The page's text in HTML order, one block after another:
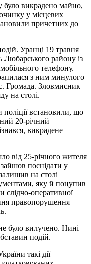
було викрадено майно,
у місцевих
причетних до
Уранці 19 травня
Любарського району із
телефону.
з ним минулого
Громада. Зловмисник
на столі.
поліції встановили, що
20-річний
викрадене
від 25-річного жителя
поснідати у
на столі
яку й поцупив
слідчо-оперативної
правопорушення
було вилучено. Нині
подій.
такі дії